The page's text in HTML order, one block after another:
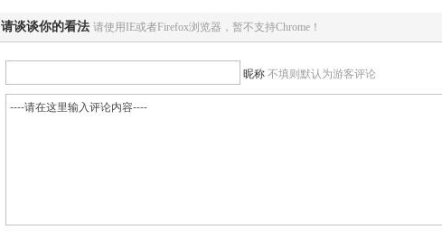
请谈谈你的看法 请使用IE或者Firefox浏览器，暂不支持Chrome！
昵称 不填则默认为游客评论